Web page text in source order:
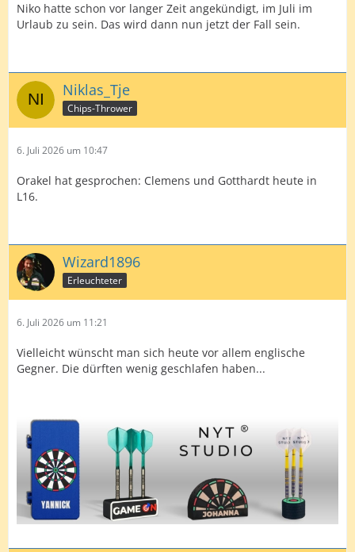
Niko hatte schon vor langer Zeit angekündigt, im Juli im
Urlaub zu sein. Das wird dann nun jetzt der Fall sein.
Niklas_Tje
Chips-Thrower
6. Juli 2026 um 10:47
Orakel hat gesprochen: Clemens und Gotthardt heute in
L16.
Wizard1896
Erleuchteter
6. Juli 2026 um 11:21
Vielleicht wünscht man sich heute vor allem englische
Gegner. Die dürften wenig geschlafen haben...